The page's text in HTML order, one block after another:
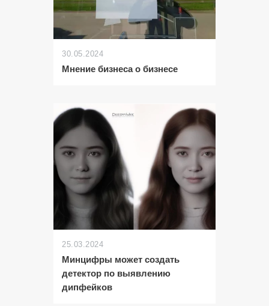
30.05.2024
Мнение бизнеса о бизнесе
25.03.2024
Минцифры может создать
детектор по выявлению
дипфейков